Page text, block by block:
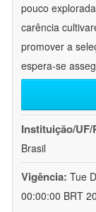
pouco
carência
promover a
espera-se
Instituição/UF/
Brasil
Vigência: Tue
00:00:00 BRT